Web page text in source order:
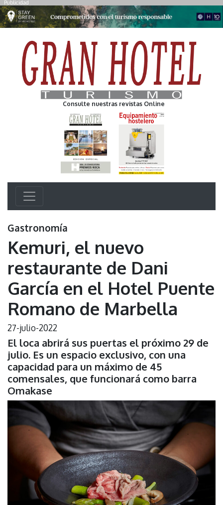
Publicidad
Consulte nuestras revistas Online
Gastronomía
Kemuri, el nuevo
restaurante de Dani
García en el Hotel Puente
Romano de Marbella
27-julio-2022
El loca abrirá sus puertas el próximo 29 de
julio. Es un espacio exclusivo, con una
capacidad para un máximo de 45
comensales, que funcionará como barra
Omakase